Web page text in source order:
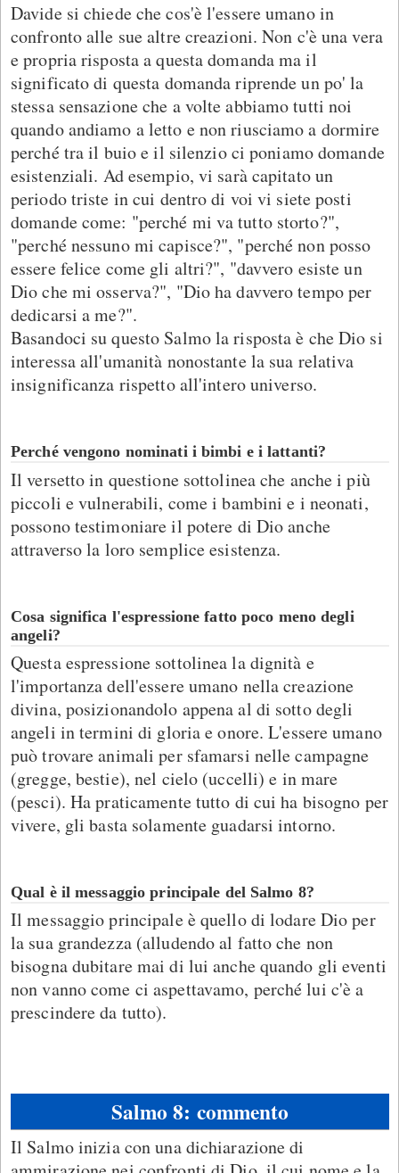
Davide si chiede che cos'è l'essere umano in
confronto alle sue altre creazioni. Non c'è una vera
e propria risposta a questa domanda ma il
significato di questa domanda riprende un po' la
stessa sensazione che a volte abbiamo tutti noi
quando andiamo a letto e non riusciamo a dormire
perché tra il buio e il silenzio ci poniamo domande
esistenziali. Ad esempio, vi sarà capitato un
periodo triste in cui dentro di voi vi siete posti
domande come: "perché mi va tutto storto?",
"perché nessuno mi capisce?", "perché non posso
essere felice come gli altri?", "davvero esiste un
Dio che mi osserva?", "Dio ha davvero tempo per
dedicarsi a me?".
Basandoci su questo Salmo la risposta è che Dio si
interessa all'umanità nonostante la sua relativa
insignificanza rispetto all'intero universo.
Perché vengono nominati i bimbi e i lattanti?
Il versetto in questione sottolinea che anche i più
piccoli e vulnerabili, come i bambini e i neonati,
possono testimoniare il potere di Dio anche
attraverso la loro semplice esistenza.
Cosa significa l'espressione fatto poco meno degli
angeli?
Questa espressione sottolinea la dignità e
l'importanza dell'essere umano nella creazione
divina, posizionandolo appena al di sotto degli
angeli in termini di gloria e onore. L'essere umano
può trovare animali per sfamarsi nelle campagne
(gregge, bestie), nel cielo (uccelli) e in mare
(pesci). Ha praticamente tutto di cui ha bisogno per
vivere, gli basta solamente guadarsi intorno.
Qual è il messaggio principale del Salmo 8?
Il messaggio principale è quello di lodare Dio per
la sua grandezza (alludendo al fatto che non
bisogna dubitare mai di lui anche quando gli eventi
non vanno come ci aspettavamo, perché lui c'è a
prescindere da tutto).
Salmo 8: commento
Il Salmo inizia con una dichiarazione di